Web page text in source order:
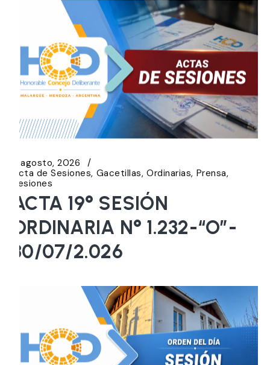
5 agosto, 2026
Acta de Sesiones Gacetillas Ordinarias Prensa
Sesiones
ACTA 19° SESIÓN
ORDINARIA N° 1.232-“O”-
30/07/2.026